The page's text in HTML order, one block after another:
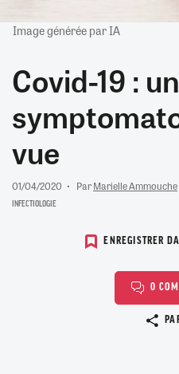
Image générée par IA
Covid-19 :
vue
01/04/2020 ParMarielle Ammouche
INFECTIOLOGIE
ENREGISTRER
0